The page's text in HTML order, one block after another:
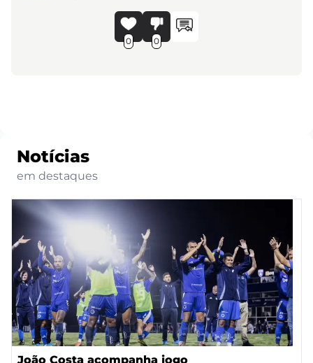
0 0
Notícias
em destaques
João Costa acompanha jogo